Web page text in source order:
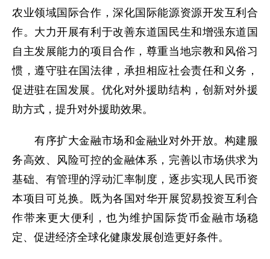
农业领域国际合作，深化国际能源资源开发互利合
作。大力开展有利于改善东道国民生和增强东道国
自主发展能力的项目合作，尊重当地宗教和风俗习
惯，遵守驻在国法律，承担相应社会责任和义务，
促进驻在国发展。优化对外援助结构，创新对外援
助方式，提升对外援助效果。
有序扩大金融市场和金融业对外开放。构建服
务高效、风险可控的金融体系，完善以市场供求为
基础、有管理的浮动汇率制度，逐步实现人民币资
本项目可兑换。既为各国对华开展贸易投资互利合
作带来更大便利，也为维护国际货币金融市场稳
定、促进经济全球化健康发展创造更好条件。